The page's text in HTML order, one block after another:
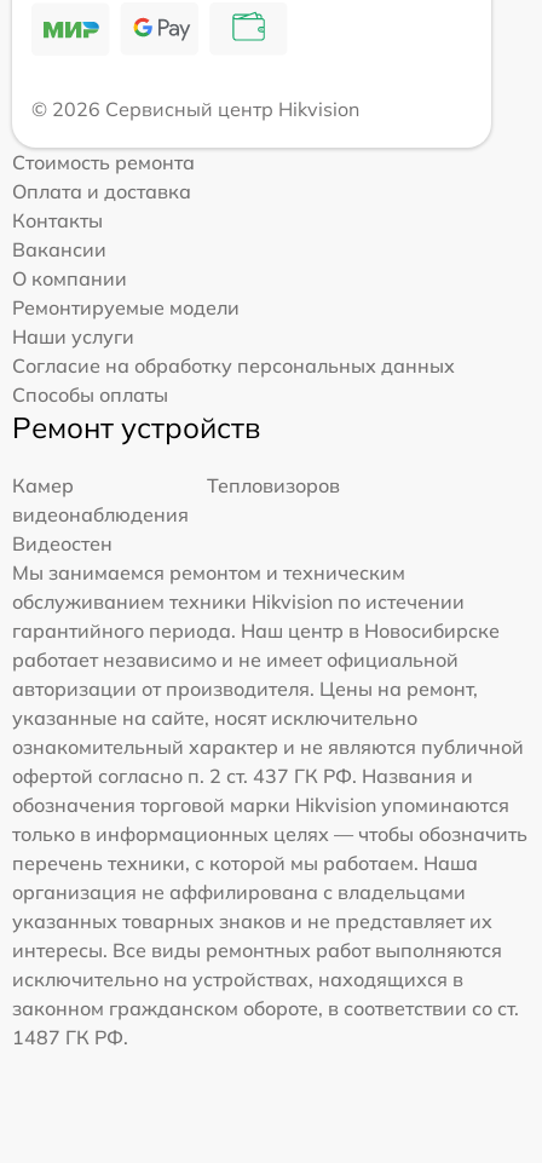
© 2026 Сервисный центр Hikvision
Стоимость ремонта
Оплата и доставка
Контакты
Вакансии
О компании
Ремонтируемые модели
Наши услуги
Согласие на обработку персональных данных
Способы оплаты
Ремонт устройств
Камер
видеонаблюдения
Тепловизоров
Видеостен
Мы занимаемся ремонтом и техническим
обслуживанием техники Hikvision по истечении
гарантийного периода. Наш центр в Новосибирске
работает независимо и не имеет официальной
авторизации от производителя. Цены на ремонт,
указанные на сайте, носят исключительно
ознакомительный характер и не являются публичной
офертой согласно п. 2 ст. 437 ГК РФ. Названия и
обозначения торговой марки Hikvision упоминаются
только в информационных целях — чтобы обозначить
перечень техники, с которой мы работаем. Наша
организация не аффилирована с владельцами
указанных товарных знаков и не представляет их
интересы. Все виды ремонтных работ выполняются
исключительно на устройствах, находящихся в
законном гражданском обороте, в соответствии со ст.
1487 ГК РФ.